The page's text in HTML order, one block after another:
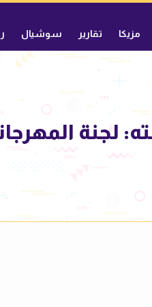
مزيكا تقارير سوشيال
لجنة